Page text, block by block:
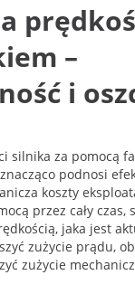
–
i
silnika za pomocą
podnosi
koszty
przez cały czas,
jaka jest
zużycie prądu,
zużycie